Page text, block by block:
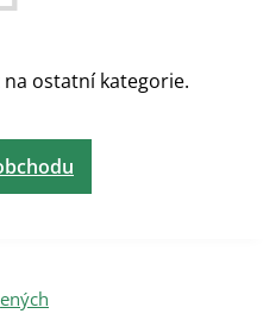
ostatní kategorie.